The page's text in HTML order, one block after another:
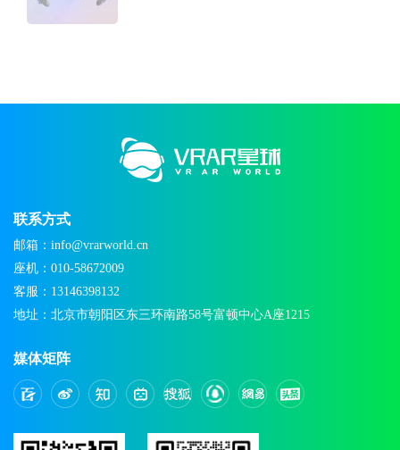
联系方式
邮箱：info@vrarworld.cn
座机：010-58672009
客服：13146398132
地址：北京市朝阳区东三环南路58号富顿中心A座1215
媒体矩阵